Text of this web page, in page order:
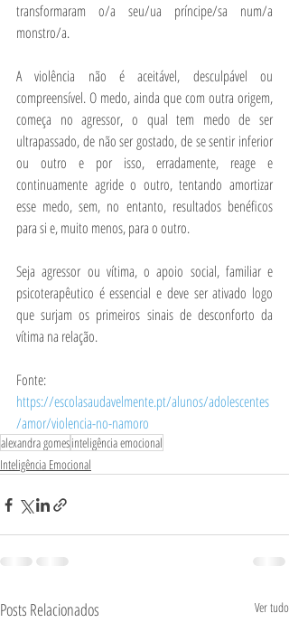
transformaram o/a seu/ua príncipe/sa num/a
monstro/a.
A violência não é aceitável, desculpável ou
compreensível. O medo, ainda que com outra origem,
começa no agressor, o qual tem medo de ser
ultrapassado, de não ser gostado, de se sentir inferior
ou outro e por isso, erradamente, reage e
continuamente agride o outro, tentando amortizar
esse medo, sem, no entanto, resultados benéficos
para si e, muito menos, para o outro.
Seja agressor ou vítima, o apoio social, familiar e
psicoterapêutico é essencial e deve ser ativado logo
que surjam os primeiros sinais de desconforto da
vítima na relação.
https://escolasaudavelmente.pt/alunos/adolescentes
/amor/violencia-no-namoro
alexandra gomesinteligência emocional
Inteligência Emocional
Posts Relacionados Ver tudo